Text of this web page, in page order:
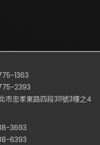
1363
2393
市忠孝東路四段311號3樓之4
3693
6393